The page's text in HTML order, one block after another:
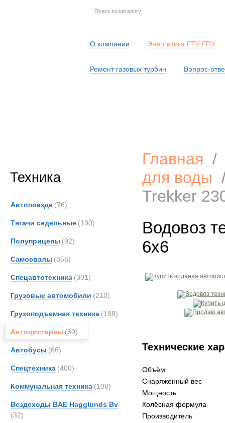
О компании Энергетика ГТУ ГПУ
Ремонт газовых турбин Вопрос-
Техника
Автопоезда (76)
Тягачи седельные (190)
Полуприцепы (92)
Самосвалы (356)
Спецавтотехника (301)
Грузовые автомобили (210)
Грузоподъемная техника (188)
Автоцистерны (80)
Автобусы (66)
Спецтехника (400)
Коммунальная техника (108)
Вездеходы BAE Hagglunds Bv
(32)
Главная
для воды
Trekker
Водовоз
6x6
Технические
Объём
Снаряженный вес
Мощность
Колёсная формула
Производитель